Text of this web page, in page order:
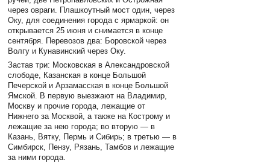
через овраги. Плашкоутный мост один, через
Оку, для соединения города с ярмаркой: он
открывается 25 июня и снимается в конце
сентября. Перевозов два: Боровской через
Волгу и Кунавинский через Оку.
Застав три: Московская в Александровской
слободе, Казанская в конце Большой
Печерской и Арзамасская в конце Большой
Ямской. В первую выезжают на Владимир,
Москву и прочие города, лежащие от
Нижнего за Москвой, а также на Кострому и
лежащие за нею города; во вторую — в
Казань, Вятку, Пермь и Сибирь; в третью — в
Симбирск, Пензу, Рязань, Тамбов и лежащие
за ними города.